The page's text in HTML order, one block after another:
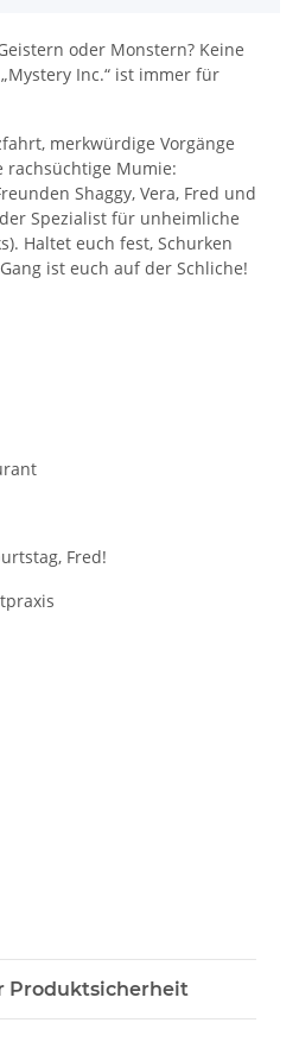
oder Monstern? Keine
Inc.“ ist immer für
merkwürdige Vorgänge
rachsüchtige Mumie:
Shaggy, Vera, Fred und
Spezialist für unheimliche
Haltet euch fest, Schurken
ist euch auf der Schliche!
Fred!
Produktsicherheit